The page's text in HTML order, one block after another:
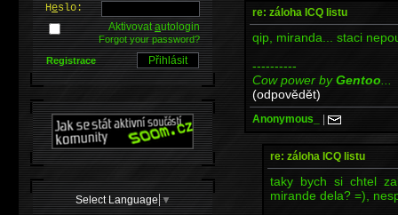
re: záloha ICQ listu
qip, miranda... staci
----------
Cow power byGentoo
(odpovědět)
Anonymous_ |
re: záloha ICQ listu
taky bych si chtel
mirande dela? =),
Heslo:
Aktivovatautologin
Forgot your password?
Registrace
Select Language ▼